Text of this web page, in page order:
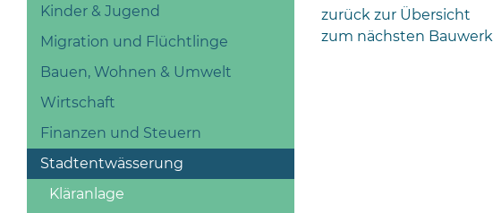
Kinder & Jugend
Migration und Flüchtlinge
Bauen, Wohnen & Umwelt
Wirtschaft
Finanzen und Steuern
Stadtentwässerung
Kläranlage
zurück zur Übersicht
zum nächsten Bauwerk